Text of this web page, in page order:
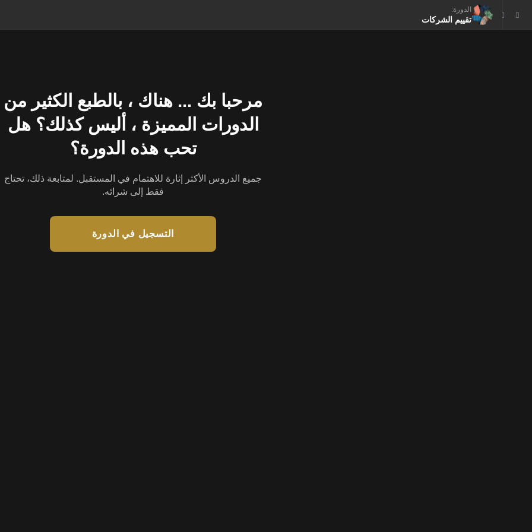
الدورة:
تقييم الشركات
مرحبا بك ... هناك ، بالطبع الكثير من
الدورات المميزة ، أليس كذلك؟ هل
تحب هذه الدورة؟
جميع الدروس الأكثر إثارة للاهتمام في المستقبل. لمتابعة ذلك، تحتاج
فقط إلى شرائه.
التسجيل في الدورة